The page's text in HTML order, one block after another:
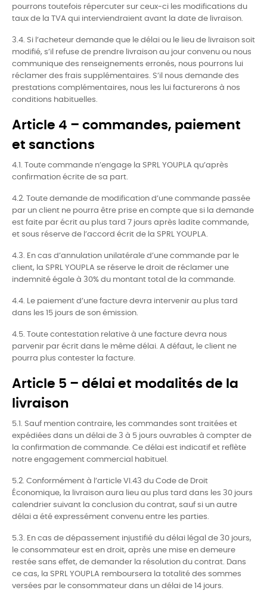
pourrons toutefois répercuter sur ceux-ci les modifications du
taux de la TVA qui interviendraient avant la date de livraison.
3.4. Si l’acheteur demande que le délai ou le lieu de livraison soit
modifié, s’il refuse de prendre livraison au jour convenu ou nous
communique des renseignements erronés, nous pourrons lui
réclamer des frais supplémentaires. S’il nous demande des
prestations complémentaires, nous les lui facturerons à nos
conditions habituelles.
Article 4 – commandes, paiement
et sanctions
4.1. Toute commande n’engage la SPRL YOUPLA qu’après
confirmation écrite de sa part.
4.2. Toute demande de modification d’une commande passée
par un client ne pourra être prise en compte que si la demande
est faite par écrit au plus tard 7 jours après ladite commande,
et sous réserve de l’accord écrit de la SPRL YOUPLA.
4.3. En cas d’annulation unilatérale d’une commande par le
client, la SPRL YOUPLA se réserve le droit de réclamer une
indemnité égale à 30% du montant total de la commande.
4.4. Le paiement d’une facture devra intervenir au plus tard
dans les 15 jours de son émission.
4.5. Toute contestation relative à une facture devra nous
parvenir par écrit dans le même délai. A défaut, le client ne
pourra plus contester la facture.
Article 5 – délai et modalités de la
livraison
5.1. Sauf mention contraire, les commandes sont traitées et
expédiées dans un délai de 3 à 5 jours ouvrables à compter de
la confirmation de commande. Ce délai est indicatif et reflète
notre engagement commercial habituel.
5.2. Conformément à l’article VI.43 du Code de Droit
Économique, la livraison aura lieu au plus tard dans les 30 jours
calendrier suivant la conclusion du contrat, sauf si un autre
délai a été expressément convenu entre les parties.
5.3. En cas de dépassement injustifié du délai légal de 30 jours,
le consommateur est en droit, après une mise en demeure
restée sans effet, de demander la résolution du contrat. Dans
ce cas, la SPRL YOUPLA remboursera la totalité des sommes
versées par le consommateur dans un délai de 14 jours.